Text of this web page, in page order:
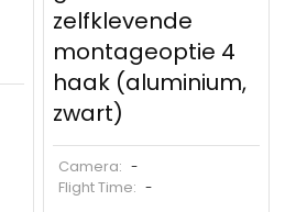
zelfklevende
montageoptie 4
haak (aluminium,
zwart)
Camera: -
Flight Time: -